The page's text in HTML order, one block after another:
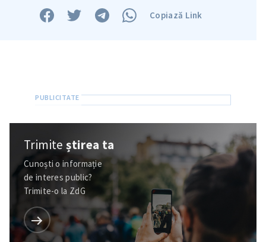
Copiază Link
Trimiteștirea ta
Cunoști o informație
de interes public?
Trimite-o la ZdG